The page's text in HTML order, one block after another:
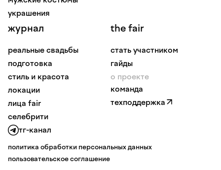
украшения
журнал
реальные свадьбы
подготовка
стиль и красота
локации
лица fair
селебрити
the fair
стать участником
гайды
о проекте
команда
техподдержка
тг-канал
политика обработки персональных данных
пользовательское соглашение